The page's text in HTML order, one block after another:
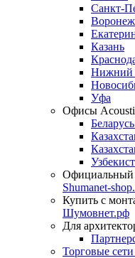
Санкт-
Воронеж
Казань
Нижний
Уфа
Офисы
Официальный
Shumanet-
Купить с
Шумовнет.рф
Для
Торговые